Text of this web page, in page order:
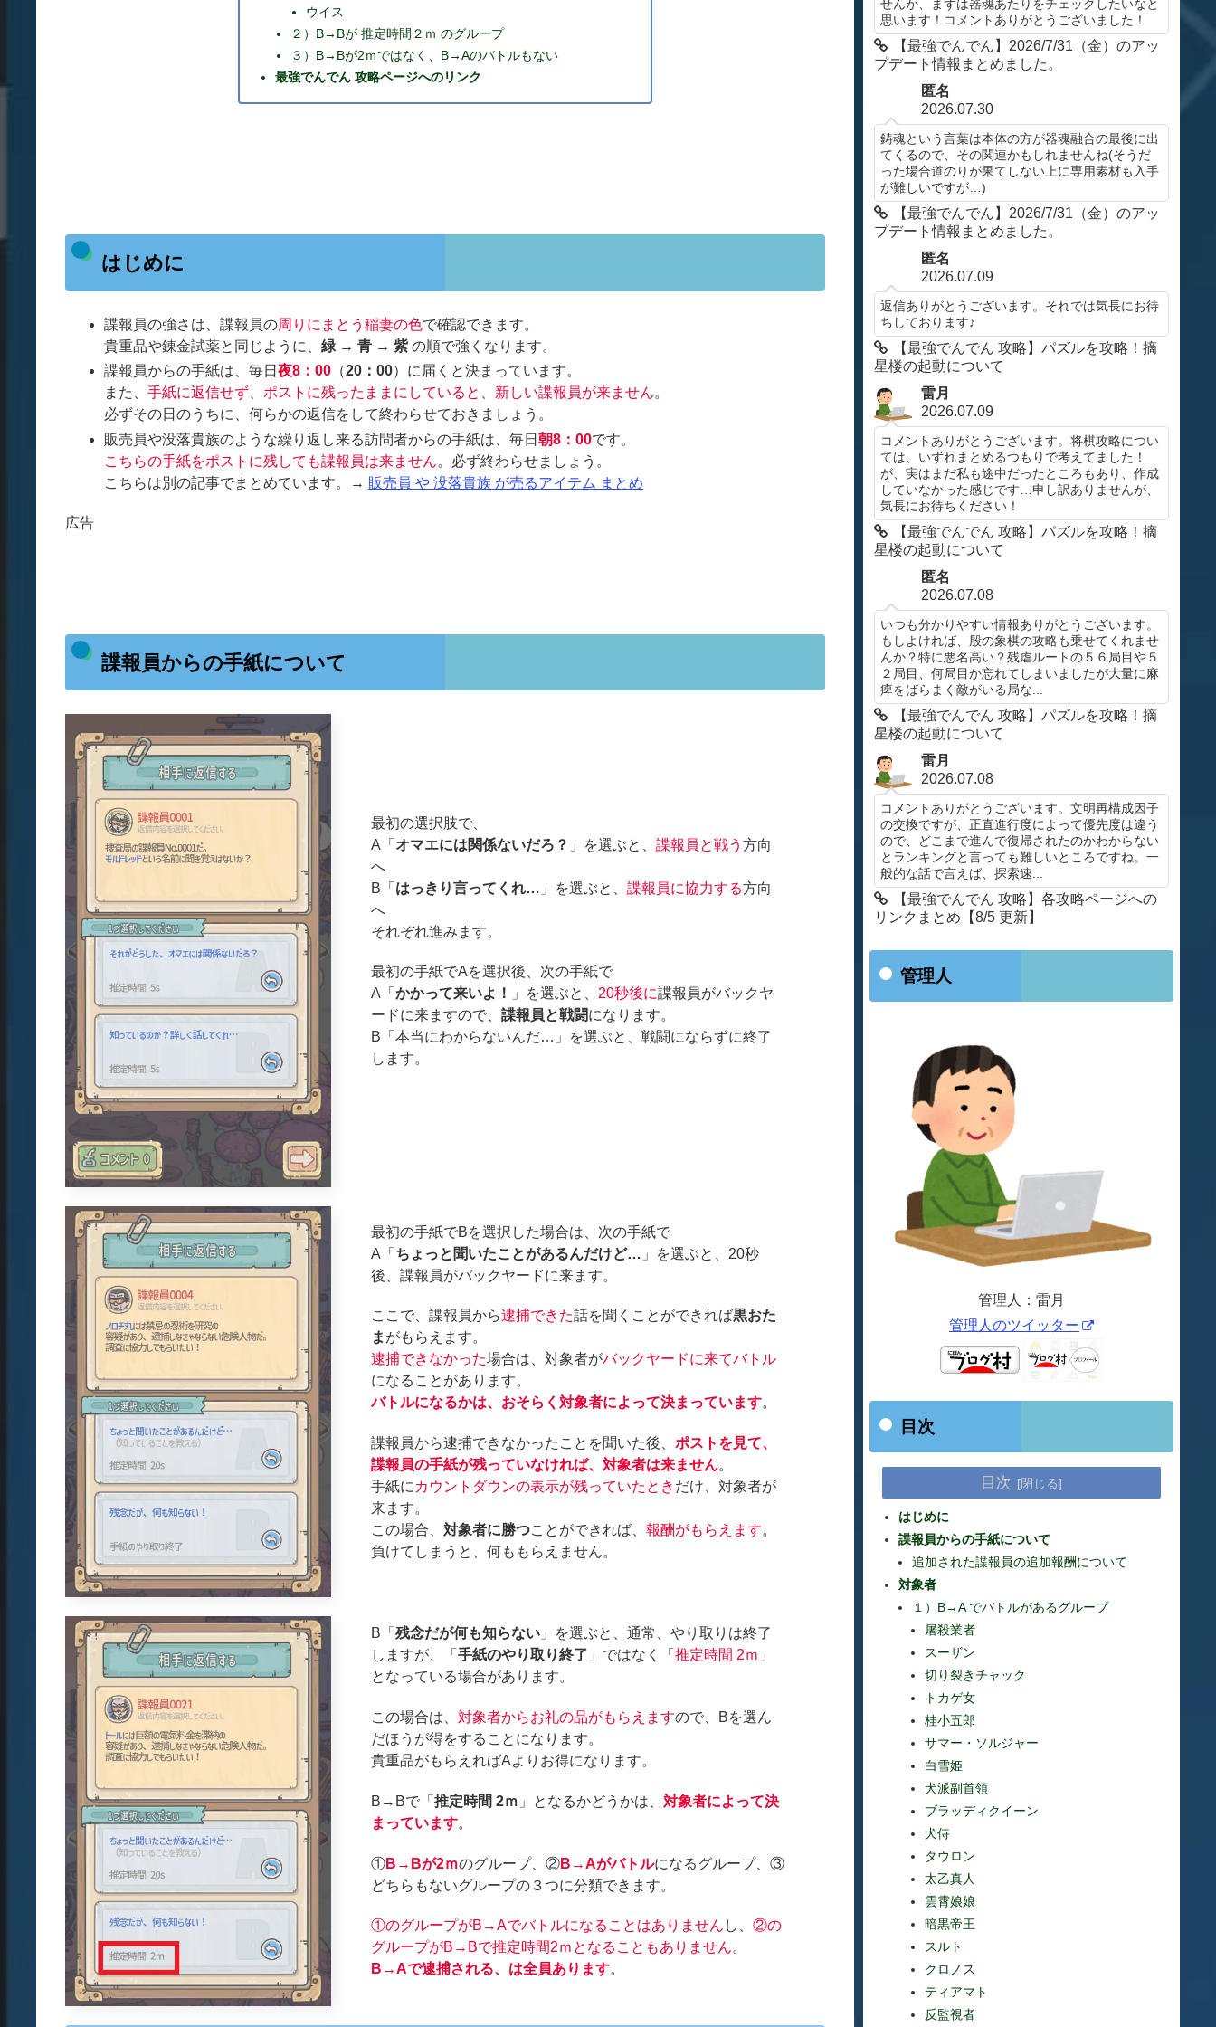
ウイス
２）B→Bが 推定時間２ｍ のグループ
３）B→Bが2ｍではなく、B→Aのバトルもない
最強でんでん 攻略ページへのリンク
はじめに
諜報員の強さは、諜報員の周りにまとう稲妻の色で確認できます。
貴重品や錬金試薬と同じように、緑 → 青 → 紫 の順で強くなります。
諜報員からの手紙は、毎日夜8：00 （20：00）に届くと決まっています。
また、手紙に返信せず、ポストに残ったままにしていると、新しい諜報員が来ません。
必ずその日のうちに、何らかの返信をして終わらせておきましょう。
販売員や没落貴族のような繰り返し来る訪問者からの手紙は、毎日朝8：00です。
こちらの手紙をポストに残しても諜報員は来ません。必ず終わらせましょう。
こちらは別の記事でまとめています。→ 販売員 や 没落貴族 が売るアイテム まとめ
広告
諜報員からの手紙について
最初の選択肢で、
A「 オマエには関係ないだろ？ 」を選ぶと、 諜報員と戦う 方向
へ
B「 はっきり言ってくれ… 」を選ぶと、 諜報員に協力する方向
へ
それぞれ進みます。
最初の手紙でAを選択後、次の手紙で
A「 かかって来いよ！ 」を選ぶと、 20秒後に諜報員がバックヤ
ードに来ますので、 諜報員と戦闘になります。
B「本当にわからないんだ…」を選ぶと、戦闘にならずに終了
します。
最初の手紙でBを選択した場合は、次の手紙で
A「 ちょっと聞いたことがあるんだけど… 」を選ぶと、20秒
後、諜報員がバックヤードに来ます。
ここで、諜報員から逮捕できた話を聞くことができれば黒おた
ま がもらえます。
逮捕できなかった場合は、対象者がバックヤードに来てバトル
になることがあります。
バトルになるかは、おそらく対象者によって決まっています。
諜報員から逮捕できなかったことを聞いた後、 ポストを見て、
諜報員の手紙が残っていなければ、対象者は来ません。
手紙に カウントダウンの表示が残っていたとき だけ、対象者が
来ます。
この場合、 対象者に勝つことができれば、 報酬がもらえます。
負けてしまうと、何ももらえません。
B「 残念だが何も知らない」を選ぶと、通常、やり取りは終了
しますが、「 手紙のやり取り終了 」ではなく「 推定時間 2ｍ 」
となっている場合があります。
この場合は、 対象者からお礼の品がもらえますので、Bを選ん
だほうが得をすることになります。
貴重品がもらえればAよりお得になります。
B→Bで「 推定時間 2ｍ 」となるかどうかは、 対象者によって決
まっています。
①B→Bが2ｍのグループ、②B→Aがバトルになるグループ、③
どちらもないグループの３つに分類できます。
①のグループがB→Aでバトルになることはありません し、 ②の
グループがB→Bで推定時間2ｍとなることもありません。
B→Aで逮捕される、は全員あります。
せんが、まずは器魂あたりをチェックしたいなと
思います！コメントありがとうございました！
【最強でんでん】2026/7/31（金）のアッ
プデート情報まとめました。
匿名
2026.07.30
鋳魂という言葉は本体の方が器魂融合の最後に出
てくるので、その関連かもしれませんね(そうだ
った場合道のりが果てしない上に専用素材も入手
が難しいですが…)
【最強でんでん】2026/7/31（金）のアッ
プデート情報まとめました。
匿名
2026.07.09
返信ありがとうございます。それでは気長にお待
ちしております♪
【最強でんでん 攻略】パズルを攻略！摘
星楼の起動について
雷月
2026.07.09
コメントありがとうございます。将棋攻略につい
ては、いずれまとめるつもりで考えてました！
が、実はまだ私も途中だったところもあり、作成
していなかった感じです…申し訳ありませんが、
気長にお待ちください！
【最強でんでん 攻略】パズルを攻略！摘
星楼の起動について
匿名
2026.07.08
いつも分かりやすい情報ありがとうございます。
もしよければ、殷の象棋の攻略も乗せてくれませ
んか？特に悪名高い？残虐ルートの５６局目や５
２局目、何局目か忘れてしまいましたが大量に麻
痺をばらまく敵がいる局な...
【最強でんでん 攻略】パズルを攻略！摘
星楼の起動について
雷月
2026.07.08
コメントありがとうございます。文明再構成因子
の交換ですが、正直進行度によって優先度は違う
ので、どこまで進んで復帰されたのかわからない
とランキングと言っても難しいところですね。一
般的な話で言えば、探索速...
【最強でんでん 攻略】各攻略ページへの
リンクまとめ【8/5 更新】
管理人
管理人：雷月
管理人のツイッター
目次
目次
はじめに
諜報員からの手紙について
追加された諜報員の追加報酬について
対象者
１）B→A でバトルがあるグループ
屠殺業者
スーザン
切り裂きチャック
トカゲ女
桂小五郎
サマー・ソルジャー
白雪姫
犬派副首領
ブラッディクイーン
犬侍
タウロン
太乙真人
雲霄娘娘
暗黒帝王
スルト
クロノス
ティアマト
反監視者